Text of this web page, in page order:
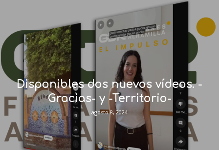
Disponibles dos nuevos vídeos. -
Gracias- y -Territorio-
agosto 8, 2024